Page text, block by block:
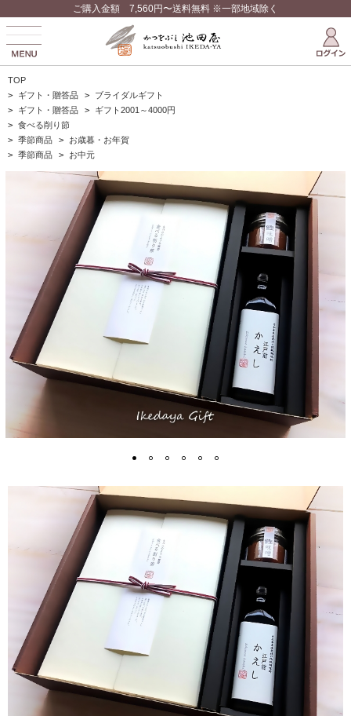
ご購入金額 7,560円〜送料無料 ※一部地域除く
TOP
> ギフト・贈答品 > ブライダルギフト
> ギフト・贈答品 > ギフト2001～4000円
> 食べる削り節
> 季節商品 > お歳暮・お年賀
> 季節商品 > お中元